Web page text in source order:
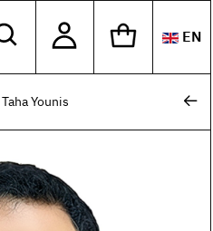
EN
Younis